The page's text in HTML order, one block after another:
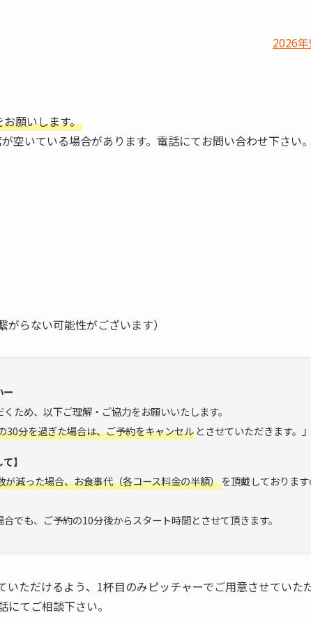
2026
願いします。
空いている場合があります。電話にてお問い合わせ下さい
がらない可能性がございます）
ー
ため、以下ご理解・ご協力をお願いいたします。
30分を過ぎた場合は、ご予約をキャンセル とさせていただきます。
】
が減った場合、お食事代（各コース料金の半額）を頂戴しておりま
でも、ご予約の10分後からスタート時間とさせて頂きます。
いただけるよう、1杯目のみピッチャーでご用意させていた
てご相談下さい。